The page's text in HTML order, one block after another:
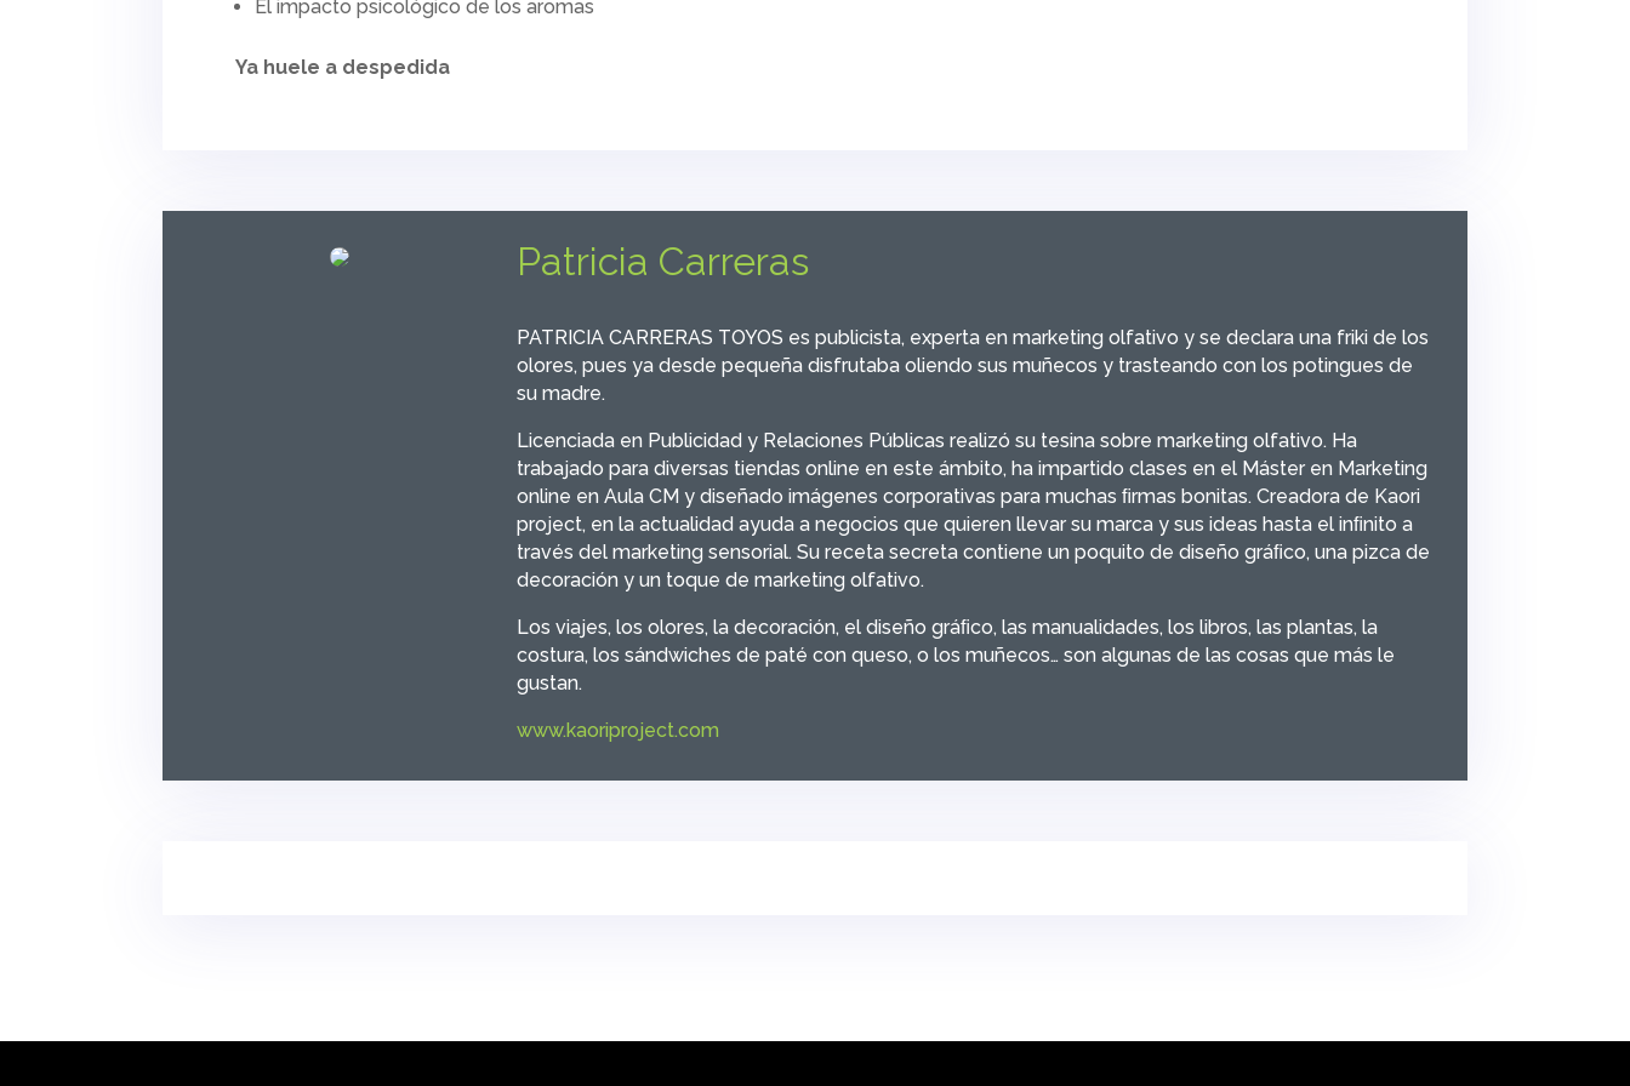
El impacto psicológico de los aromas
Ya huele a despedida
Patricia Carreras
PATRICIA CARRERAS TOYOS es publicista, experta en marketing olfativo y se declara una friki de los
olores, pues ya desde pequeña disfrutaba oliendo sus muñecos y trasteando con los potingues de
su madre.
Licenciada en Publicidad y Relaciones Públicas realizó su tesina sobre marketing olfativo. Ha
trabajado para diversas tiendas online en este ámbito, ha impartido clases en el Máster en Marketing
online en Aula CM y diseñado imágenes corporativas para muchas ﬁrmas bonitas. Creadora de Kaori
project, en la actualidad ayuda a negocios que quieren llevar su marca y sus ideas hasta el inﬁnito a
través del marketing sensorial. Su receta secreta contiene un poquito de diseño gráﬁco, una pizca de
decoración y un toque de marketing olfativo.
Los viajes, los olores, la decoración, el diseño gráﬁco, las manualidades, los libros, las plantas, la
costura, los sándwiches de paté con queso, o los muñecos… son algunas de las cosas que más le
gustan.
www.kaoriproject.com